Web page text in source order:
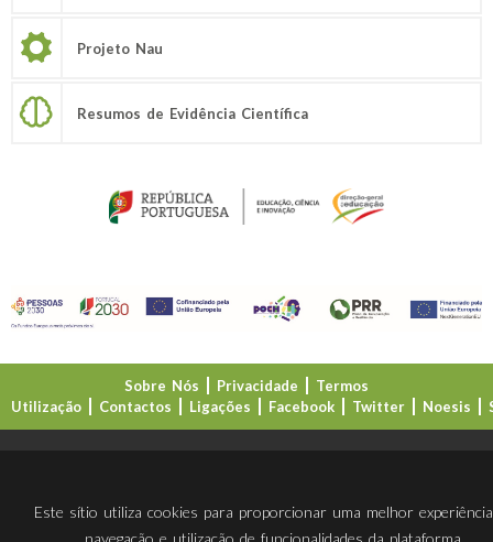
Projeto Nau
Resumos de Evidência Científica
Sobre Nós Privacidade
Termos
Utilização
Contactos Ligações Facebook Twitter Noesis
Este sítio utiliza cookies para proporcionar uma melhor
navegação e utilização de funcionalidades da plataforma.